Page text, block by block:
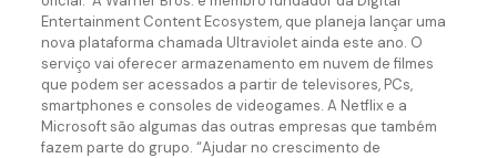
Entertainment Content Ecosystem, que planeja lançar uma
nova plataforma chamada Ultraviolet ainda este ano. O
serviço vai oferecer armazenamento em nuvem de filmes
que podem ser acessados a partir de televisores, PCs,
smartphones e consoles de videogames. A Netflix e a
Microsoft são algumas das outras empresas que também
fazem parte do grupo. “Ajudar no crescimento de